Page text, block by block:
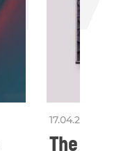
17.04.2024
The